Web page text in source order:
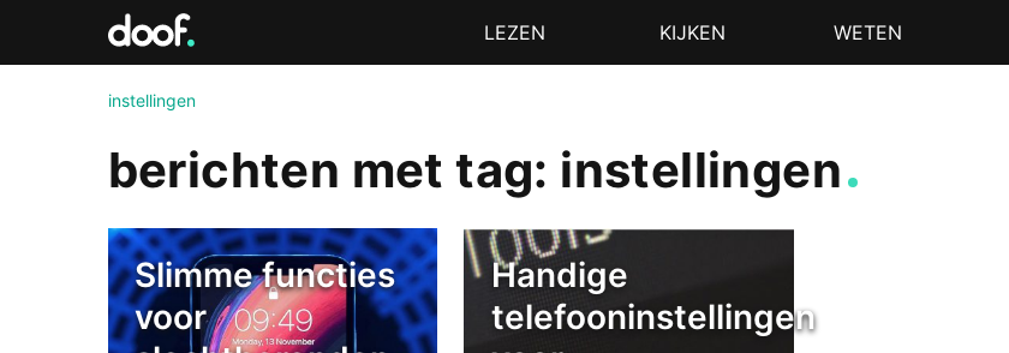
MenuLEZEN KIJKEN WETEN
instellingen
berichten met tag: instellingen
Slimme functies
voor
Handige
telefooninstellingen
Doof.nl